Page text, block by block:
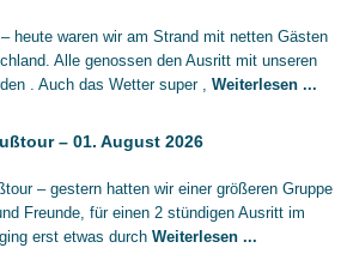
heute waren wir am Strand mit netten Gästen
Alle genossen den Ausritt mit unseren
. Auch das Wetter super , Weiterlesen ...
– 01. August 2026
– gestern hatten wir einer größeren Gruppe
Freunde, für einen 2 stündigen Ausritt im
erst etwas durch Weiterlesen ...